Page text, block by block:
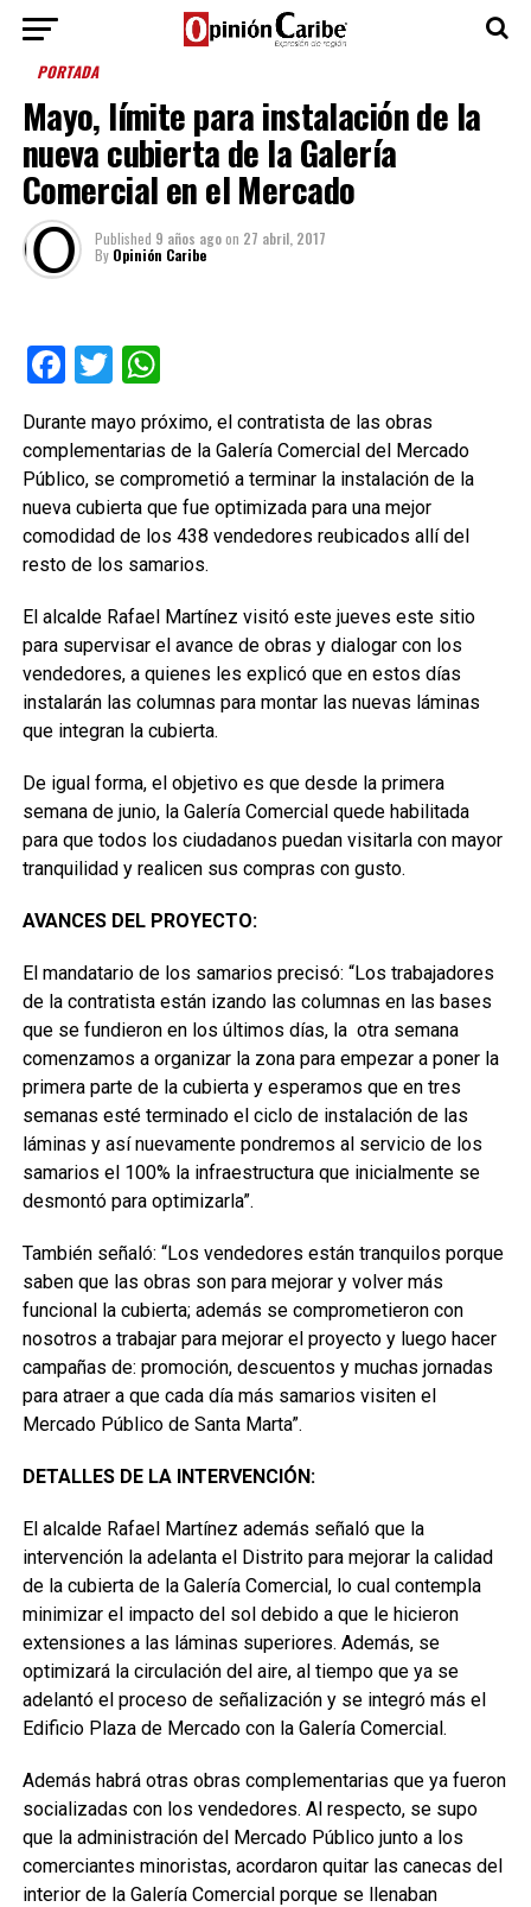
PORTADA
Mayo, límite para instalación de la
nueva cubierta de la Galería
Comercial en el Mercado
Published 9 años agoon 27 abril, 2017
By Opinión Caribe
Facebook
TwitterWhatsApp
Durante mayo próximo, el contratista de las obras
complementarias de la Galería Comercial del Mercado
Público, se comprometió a terminar la instalación de la
nueva cubierta que fue optimizada para una mejor
comodidad de los 438 vendedores reubicados allí del
resto de los samarios.
El alcalde Rafael Martínez visitó este jueves este sitio
para supervisar el avance de obras y dialogar con los
vendedores, a quienes les explicó que en estos días
instalarán las columnas para montar las nuevas láminas
que integran la cubierta.
De igual forma, el objetivo es que desde la primera
semana de junio, la Galería Comercial quede habilitada
para que todos los ciudadanos puedan visitarla con mayor
tranquilidad y realicen sus compras con gusto.
AVANCES DEL PROYECTO:
El mandatario de los samarios precisó: “Los trabajadores
de la contratista están izando las columnas en las bases
que se fundieron en los últimos días, la otra semana
comenzamos a organizar la zona para empezar a poner la
primera parte de la cubierta y esperamos que en tres
semanas esté terminado el ciclo de instalación de las
láminas y así nuevamente pondremos al servicio de los
samarios el 100% la infraestructura que inicialmente se
desmontó para optimizarla”.
También señaló: “Los vendedores están tranquilos porque
saben que las obras son para mejorar y volver más
funcional la cubierta; además se comprometieron con
nosotros a trabajar para mejorar el proyecto y luego hacer
campañas de: promoción, descuentos y muchas jornadas
para atraer a que cada día más samarios visiten el
Mercado Público de Santa Marta”.
DETALLES DE LA INTERVENCIÓN:
El alcalde Rafael Martínez además señaló que la
intervención la adelanta el Distrito para mejorar la calidad
de la cubierta de la Galería Comercial, lo cual contempla
minimizar el impacto del sol debido a que le hicieron
extensiones a las láminas superiores. Además, se
optimizará la circulación del aire, al tiempo que ya se
adelantó el proceso de señalización y se integró más el
Edificio Plaza de Mercado con la Galería Comercial.
Además habrá otras obras complementarias que ya fueron
socializadas con los vendedores. Al respecto, se supo
que la administración del Mercado Público junto a los
comerciantes minoristas, acordaron quitar las canecas del
interior de la Galería Comercial porque se llenaban